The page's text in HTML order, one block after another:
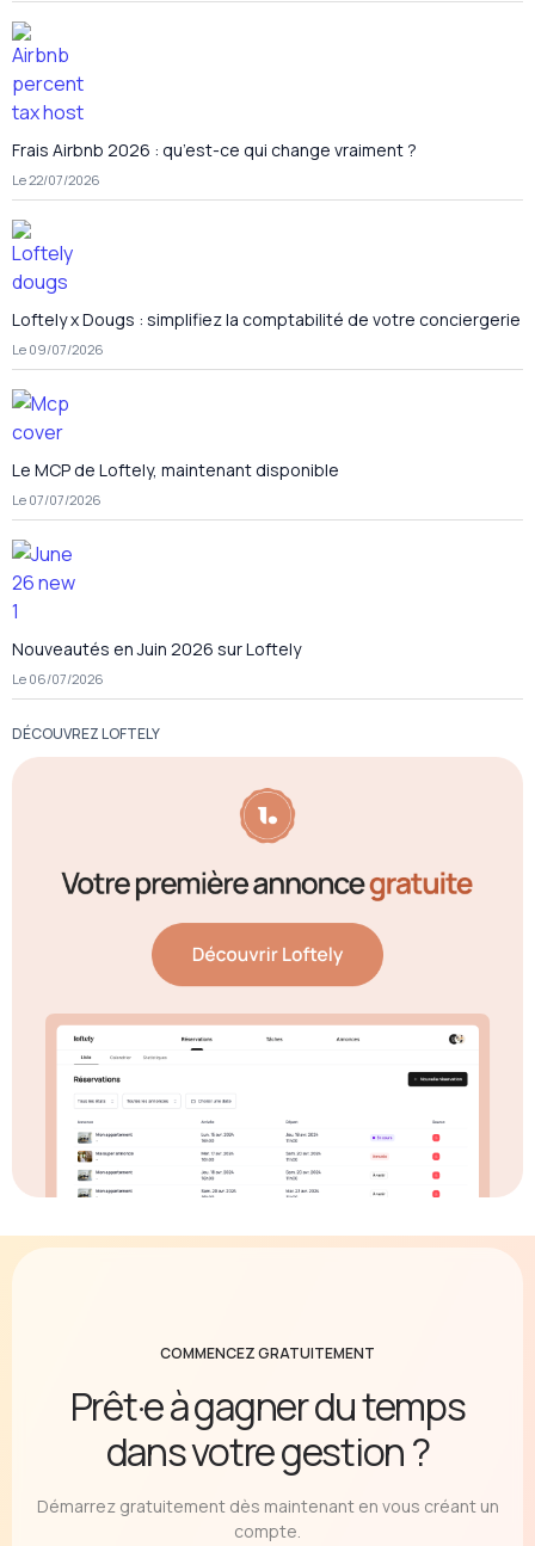
Frais Airbnb 2026 : qu’est-ce qui change vraiment ?
Le 22/07/2026
Loftely x Dougs : simplifiez la comptabilité de votre conciergerie
Le 09/07/2026
Le MCP de Loftely, maintenant disponible
Le 07/07/2026
Nouveautés en Juin 2026 sur Loftely
Le 06/07/2026
DÉCOUVREZ LOFTELY
COMMENCEZ GRATUITEMENT
Prêt·e à gagner du temps
dans votre gestion ?
Démarrez gratuitement dès maintenant en vous créant un
compte.